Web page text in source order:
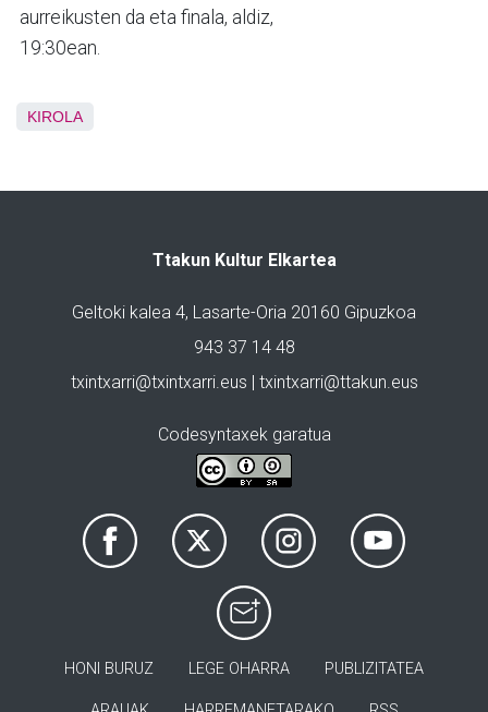
aurreikusten da eta finala, aldiz,
19:30ean.
KIROLA
Ttakun Kultur Elkartea
Geltoki kalea 4, Lasarte-Oria 20160 Gipuzkoa
943 37 14 48
txintxarri@txintxarri.eus | txintxarri@ttakun.eus
Codesyntaxek garatua
HONI BURUZ LEGE OHARRA PUBLIZITATEA